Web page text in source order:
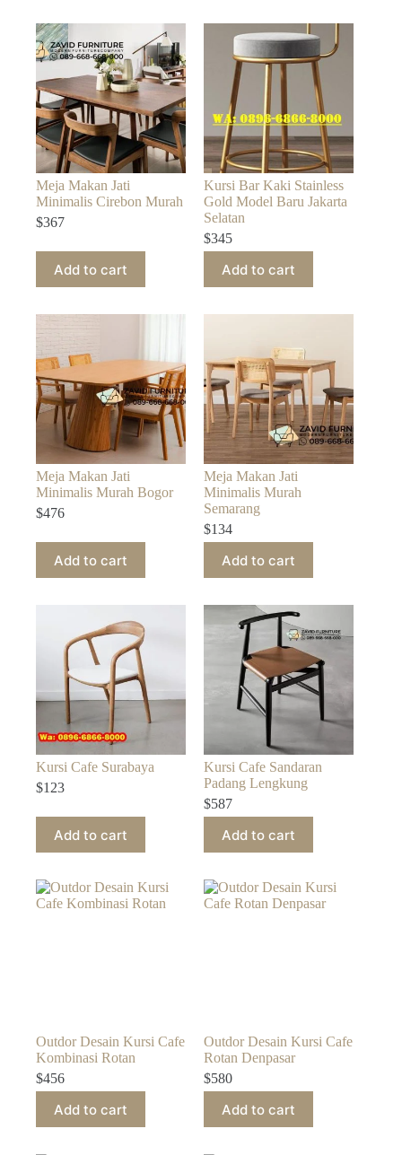
Meja Makan Jati
Minimalis Cirebon Murah
$367
Add to cart
Kursi Bar Kaki Stainless
Gold Model Baru Jakarta
Selatan
$345
Add to cart
Meja Makan Jati
Minimalis Murah Bogor
$476
Add to cart
Meja Makan Jati
Minimalis Murah
Semarang
$134
Add to cart
Kursi Cafe Surabaya
$123
Add to cart
Kursi Cafe Sandaran
Padang Lengkung
$587
Add to cart
Outdor Desain Kursi Cafe
Kombinasi Rotan
$456
Add to cart
Outdor Desain Kursi Cafe
Rotan Denpasar
$580
Add to cart